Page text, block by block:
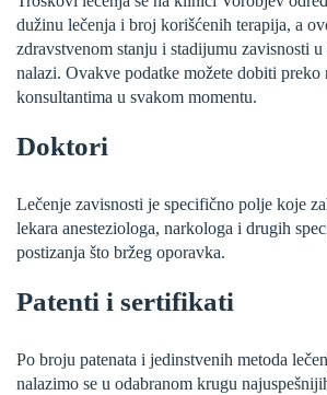
dužinu lečenja i broj korišćenih terapija, a
zdravstvenom stanju i stadijumu zavisnosti u
nalazi. Ovakve podatke možete dobiti preko
konsultantima u svakom momentu.
Doktori
Lečenje zavisnosti je specifično polje koje
lekara anesteziologa, narkologa i drugih
postizanja što bržeg oporavka.
Patenti i sertifikati
Po broju patenata i jedinstvenih metoda
nalazimo se u odabranom krugu